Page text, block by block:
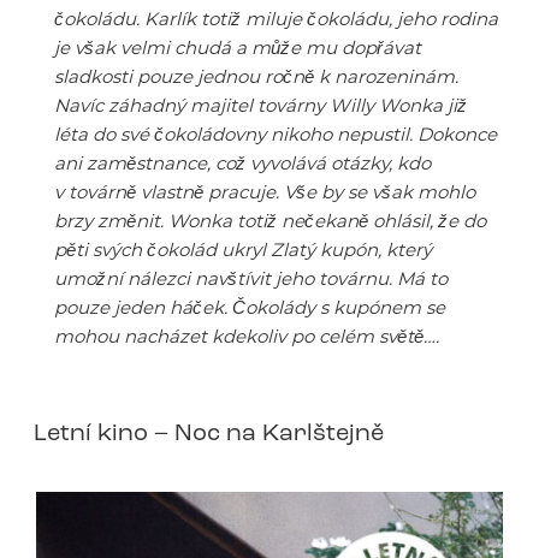
čokoládu. Karlík totiž miluje čokoládu, jeho rodina
je však velmi chudá a může mu dopřávat
sladkosti pouze jednou ročně k narozeninám.
Navíc záhadný majitel továrny Willy Wonka již
léta do své čokoládovny nikoho nepustil. Dokonce
ani zaměstnance, což vyvolává otázky, kdo
v továrně vlastně pracuje. Vše by se však mohlo
brzy změnit. Wonka totiž nečekaně ohlásil, že do
pěti svých čokolád ukryl Zlatý kupón, který
umožní nálezci navštívit jeho továrnu. Má to
pouze jeden háček. Čokolády s kupónem se
mohou nacházet kdekoliv po celém světě….
Letní kino – Noc na Karlštejně